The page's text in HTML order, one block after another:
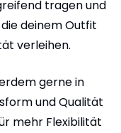
tragen und
deinem Outfit
verleihen.
gerne in
und Qualität
mehr Flexibilität